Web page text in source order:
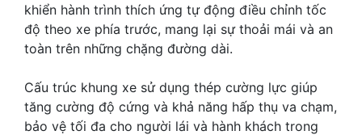
khiển hành trình thích ứng tự động điều chỉnh tốc
độ theo xe phía trước, mang lại sự thoải mái và an
toàn trên những chặng đường dài.
Cấu trúc khung xe sử dụng thép cường lực giúp
tăng cường độ cứng và khả năng hấp thụ va chạm,
bảo vệ tối đa cho người lái và hành khách trong